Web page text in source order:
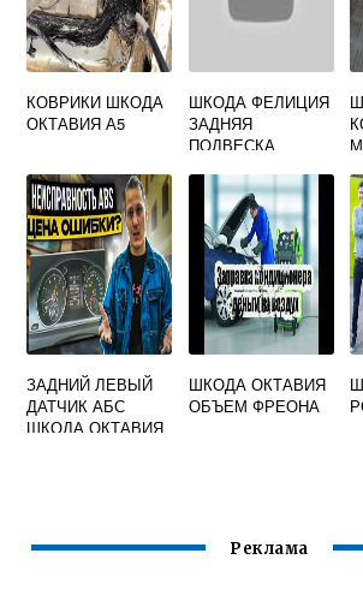
КОВРИКИ ШКОДА
ОКТАВИЯ А5
ШКОДА ФЕЛИЦИЯ
ЗАДНЯЯ
ПОДВЕСКА
ЗАДНИЙ ЛЕВЫЙ
ДАТЧИК АБС
ШКОДА ОКТАВИЯ
ШКОДА ОКТАВИЯ
ОБЪЕМ ФРЕОНА
Реклама